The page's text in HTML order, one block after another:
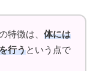
特徴は、 体には
行うという点で